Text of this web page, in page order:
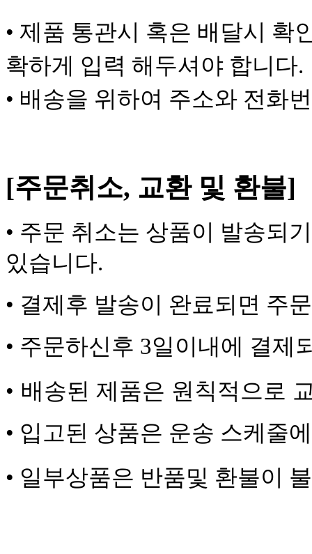
• 제품 통관시 혹은 배달시 확
확하게 입력 해두셔야 합니다.
• 배송을 위하여 주소와 전화
[주문취소, 교환 및 환불]
• 주문 취소는 상품이 발송되
있습니다.
• 결제후 발송이 완료되면 주
• 주문하신후 3일이내에 결제
• 배송된 제품은 원칙적으로
• 입고된 상품은 운송 스케줄
• 일부상품은 반품및 환불이